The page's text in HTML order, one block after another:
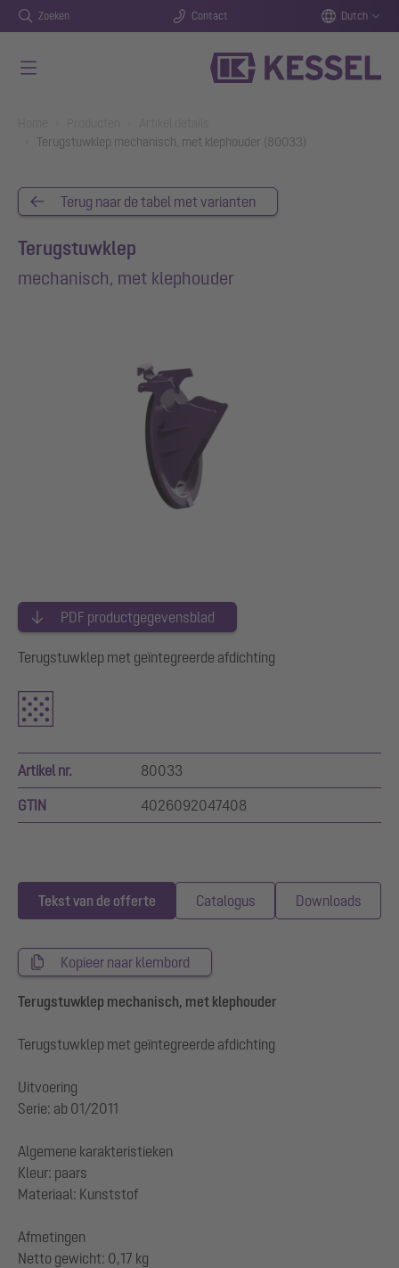
Zoeken Contact Dutch
Terugstuwklep mechanisch, met klephouder (80033)
Terug naar de tabel met varianten
Terugstuwklep
mechanisch, met klephouder
PDF productgegevensblad
Terugstuwklep met geïntegreerde afdichting
Artikel nr. 80033
GTIN 4026092047408
Tekst van de offerte Catalogus Downloads
Kopieer naar klembord
Terugstuwklep mechanisch, met klephouder
Terugstuwklep met geïntegreerde afdichting
Uitvoering
Serie: ab 01/2011
Algemene karakteristieken
Kleur: paars
Materiaal: Kunststof
Afmetingen
Netto gewicht: 0,17 kg